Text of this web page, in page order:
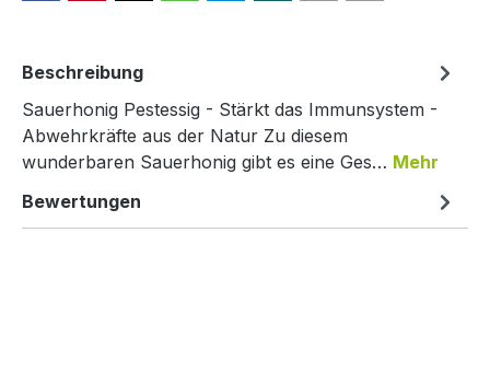
Beschreibung
Sauerhonig Pestessig - Stärkt das Immunsystem -
Abwehrkräfte aus der Natur Zu diesem
wunderbaren Sauerhonig gibt es eine Ges… Mehr
Bewertungen